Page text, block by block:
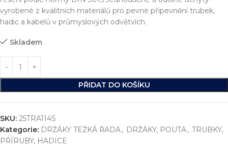
vyrobené z kvalitních materiálů pro pevné připevnění trubek,
hadic a kabelů v průmyslových odvětvích.
Skladem
PŘIDAT DO KOŠÍKU
SKU: 25TRA114S
Kategorie: DRŽÁKY TEŽKÁ ŘADA, DRŽÁKY, POUTA, TRUBKY,
PŘÍRUBY, HADICE